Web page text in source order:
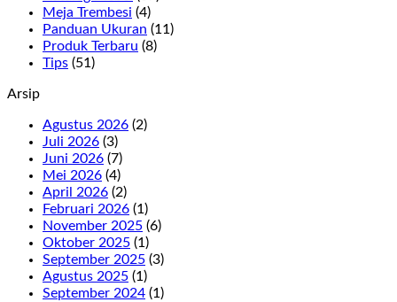
Meja Trembesi (4)
Panduan Ukuran (11)
Produk Terbaru (8)
Tips (51)
Arsip
Agustus 2026 (2)
Juli 2026 (3)
Juni 2026 (7)
Mei 2026 (4)
April 2026 (2)
Februari 2026 (1)
November 2025 (6)
Oktober 2025 (1)
September 2025 (3)
Agustus 2025 (1)
September 2024 (1)